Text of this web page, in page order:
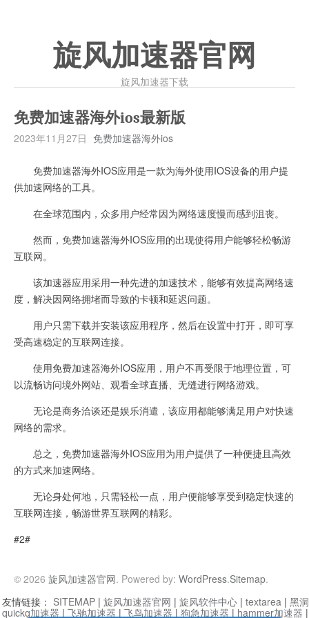
旋风加速器官网
旋风加速器下载
免费加速器海外ios最新版
2023年11月27日 免费加速器海外ios
免费加速器海外IOS应用是一款为海外使用IOS设备的用户提
供加速网络的工具。
在全球范围内，众多用户经常因为网络速度慢而感到沮丧。
然而，免费加速器海外IOS应用的出现使得用户能够轻松畅游
互联网。
该加速器应用采用一种先进的加速技术，能够有效提高网络速
度，解决因网络拥堵而导致的卡顿和延迟问题。
用户只需下载并安装该应用程序，然后在设置中打开，即可享
受高速稳定的互联网连接。
使用免费加速器海外IOS应用，用户不再受限于地理位置，可
以流畅访问境外网站、观看全球直播、无缝进行网络游戏。
无论是商务洽谈还是娱乐消遣，该应用都能够满足用户对快速
网络的需求。
总之，免费加速器海外IOS应用为用户提供了一种便捷且高效
的方式来加速网络。
无论身处何地，只需轻松一点，用户便能够享受到稳定快速的
互联网连接，畅游世界互联网的精彩。
#2#
© 2026 旋风加速器官网. Powered by: WordPress.Sitemap.
友情链接： SITEMAP | 旋风加速器官网 | 旋风软件中心 | textarea | 黑
quickq加速器 | 飞驰加速器 | 飞鸟加速器 | 狗急加速器 | hammer加速器